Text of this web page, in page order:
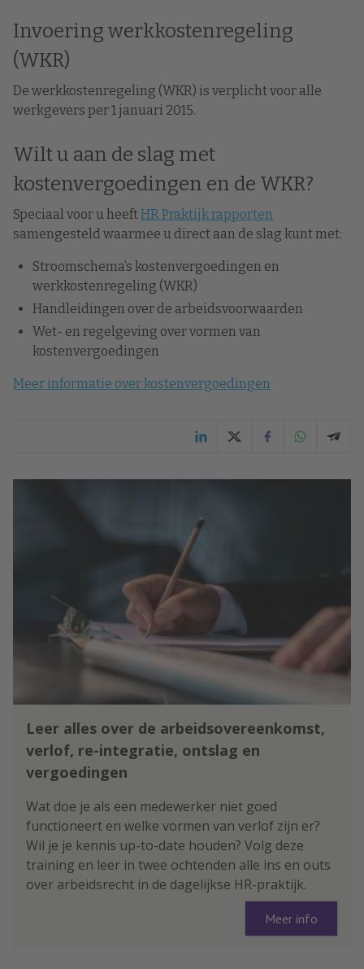
Invoering werkkostenregeling
(WKR)
De werkkostenregeling (WKR) is verplicht voor alle
werkgevers per 1 januari 2015.
Wilt u aan de slag met
kostenvergoedingen en de WKR?
Speciaal voor u heeftHR Praktijk rapporten
samengesteld waarmee u direct aan de slag kunt met:
Stroomschema’s kostenvergoedingen en
werkkostenregeling (WKR)
Handleidingen over de arbeidsvoorwaarden
Wet- en regelgeving over vormen van
kostenvergoedingen
Meer informatie over kostenvergoedingen
Leer alles over de arbeidsovereenkomst,
verlof, re-integratie, ontslag en
vergoedingen
Wat doe je als een medewerker niet goed
functioneert en welke vormen van verlof zijn er?
Wil je je kennis up-to-date houden? Volg deze
training en leer in twee ochtenden alle ins en outs
over arbeidsrecht in de dagelijkse HR-praktijk.
Meer info